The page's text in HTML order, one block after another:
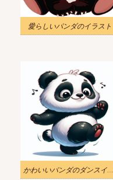
愛らしいパンダのイラスト
かわいいパンダのダンスイラスト